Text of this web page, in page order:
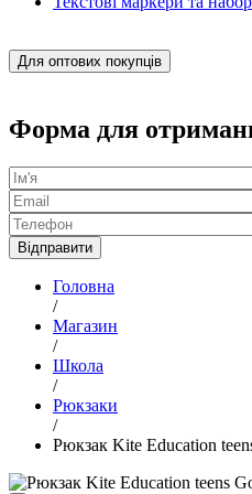
Для оптових покупців
Форма для
Головна
/
Магазин
/
Школа
/
Рюкзаки
/
Рюкзак Kite Education